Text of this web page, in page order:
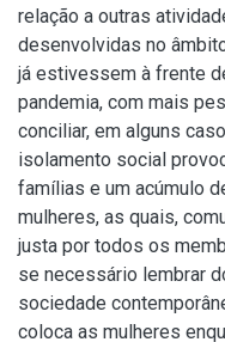
relação a outras
desenvolvidas no
já estivessem à frente
pandemia, com mais
conciliar, em alguns
isolamento social
famílias e um acúmulo
mulheres, as quais,
justa por todos os
se necessário lembrar
sociedade
coloca as mulheres